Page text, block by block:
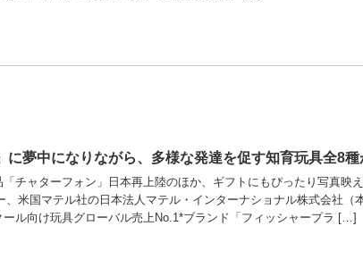
に夢中になりながら、多様な発達を促す知育玩具全8
チャターフォン」日本再上陸のほか、ギフトにもぴったり写真映
米国マテル社の日本法人マテル・インターナショナル株式会社（
ル向け玩具グローバル売上No.1*ブランド「フィッシャープラ […]